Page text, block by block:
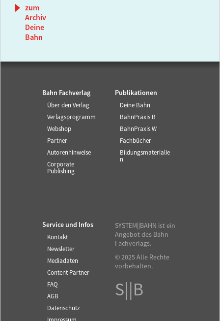
zum
Archiv
Deine
Bahn
Bahn Fachverlag
Über den Verlag
Verlagsprogramm
Webshop
Partner
Autorenhinweise
Corporate
Publishing
Publikationen
Deine Bahn
BahnPraxis B
BahnPraxis W
Fachbücher
Bildungsmaterialie
n
Service und Infos
Kontakt
Newsletter
Mediadaten
Content Partner
FAQ
AGB
Datenschutz
SYSTEM||BAHN ist ein
Angebot des Bahn
Fachverlags.
© 2025 Alle Rechte
vorbehalten.
S||B